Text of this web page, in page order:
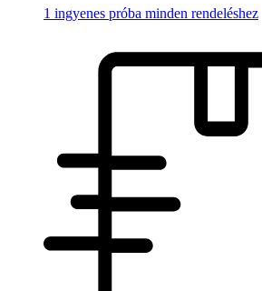
1 ingyenes próba minden rendeléshez